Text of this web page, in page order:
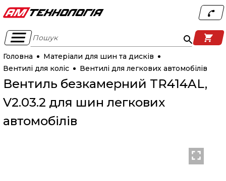
Пошук
Головна
Матеріали для шин та дисків
Вентилі для коліс
Вентилі для легкових автомобілів
Вентиль безкамерний TR414AL,
V2.03.2 для шин легкових
автомобілів